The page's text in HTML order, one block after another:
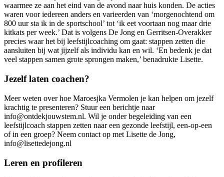
waarmee ze aan het eind van de avond naar huis konden. De acties
waren voor iedereen anders en varieerden van ‘morgenochtend om
800 uur sta ik in de sportschool’ tot ‘ik eet voortaan nog maar drie
kitkats per week.’ Dat is volgens De Jong en Gerritsen-Overakker
precies waar het bij leefstijlcoaching om gaat: stappen zetten die
aansluiten bij wat jijzelf als individu kan en wil. ‘En bedenk je dat
veel stappen samen grote sprongen maken,’ benadrukte Lisette.
Jezelf laten coachen?
Meer weten over hoe Maroesjka Vermolen je kan helpen om jezelf
krachtig te presenteren? Stuur een berichtje naar
info@ontdekjouwstem.nl. Wil je onder begeleiding van een
leefstijlcoach stappen zetten naar een gezonde leefstijl, een-op-een
of in een groep? Neem contact op met Lisette de Jong,
info@lisettedejong.nl
Leren en profileren